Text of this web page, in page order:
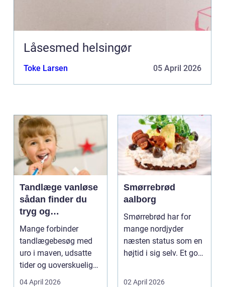
Låsesmed helsingør
Toke Larsen 05 April 2026
Tandlæge vanløse
sådan finder du
tryg og
professionel
tandpleje
Mange forbinder
tandlægebesøg med
uro i maven, udsatte
tider og uoverskuelige
priser. Samtidig ved
04 April 2026
Smørrebrød
aalborg
Smørrebrød har for
mange nordjyder
næsten status som en
højtid i sig selv. Et godt
02 April 2026